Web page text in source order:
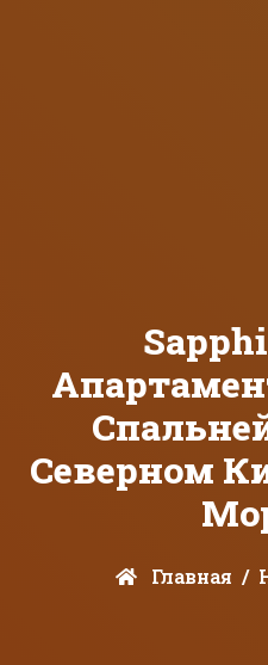
Северном
Главная